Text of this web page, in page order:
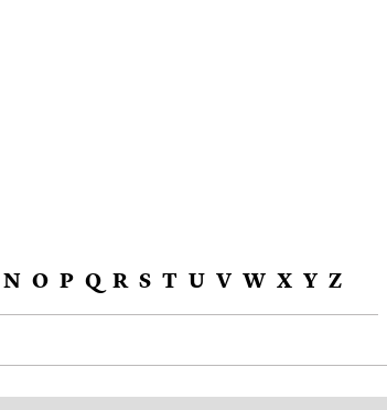
N O P Q R S T U V W X Y Z